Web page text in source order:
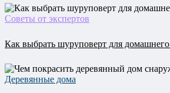
Советы от экспертов
Как выбрать шуруповерт для
Деревянные дома